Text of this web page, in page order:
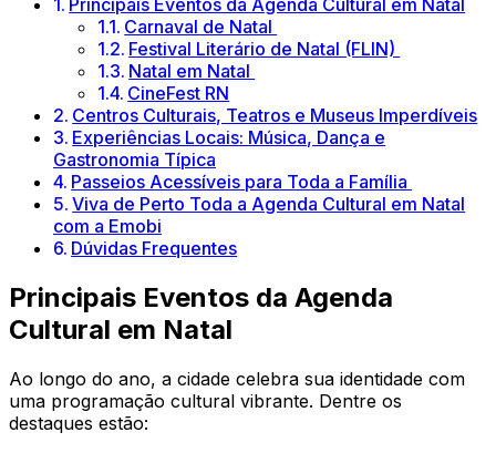
Carnaval de Natal
Festival Literário de Natal (FLIN)
Natal em Natal
CineFest RN
Centros Culturais, Teatros e Museus Imperdíveis
Experiências Locais: Música, Dança e
Gastronomia Típica
Passeios Acessíveis para Toda a Família
Viva de Perto Toda a Agenda Cultural em Natal
com a Emobi
Dúvidas Frequentes
Principais Eventos da Agenda
Cultural em Natal
Ao longo do ano, a cidade celebra sua identidade com
uma programação cultural vibrante. Dentre os
destaques estão: